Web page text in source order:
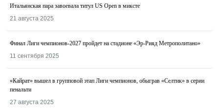
Итальянская пара завоевала титул US Open в миксте
21 августа 2025
Финал Лиги чемпионов-2027 пройдет на стадионе «Эр-Рияд Метрополитано»
11 сентября 2025
«Кайрат» вышел в групповой этап Лиги чемпионов, обыграв «Селтик» в серии
пенальти
27 августа 2025